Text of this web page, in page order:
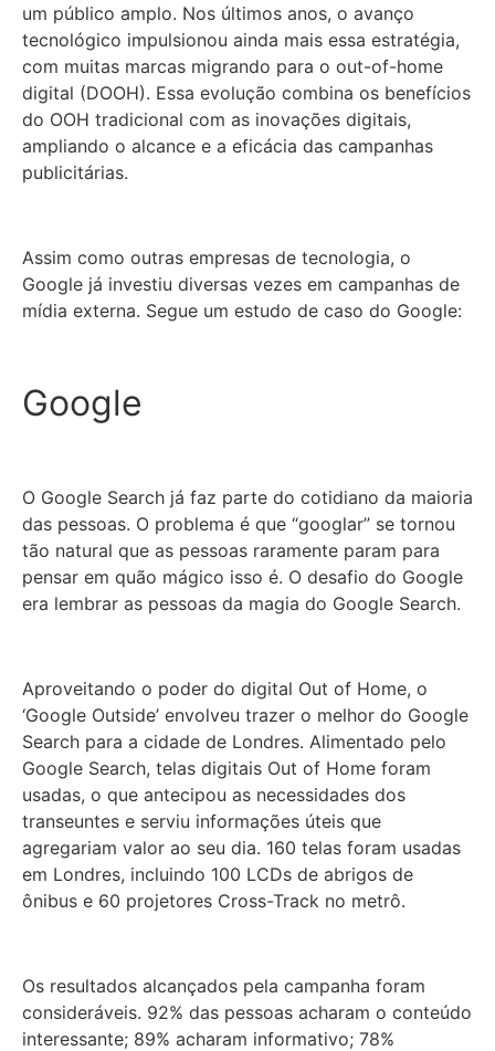
um público amplo. Nos últimos anos, o avanço
tecnológico impulsionou ainda mais essa estratégia,
com muitas marcas migrando para o out-of-home
digital (DOOH). Essa evolução combina os benefícios
do OOH tradicional com as inovações digitais,
ampliando o alcance e a eficácia das campanhas
publicitárias.
Assim como outras empresas de tecnologia, o
Google já investiu diversas vezes em campanhas de
mídia externa. Segue um estudo de caso do Google:
Google
O Google Search já faz parte do cotidiano da maioria
das pessoas. O problema é que “googlar” se tornou
tão natural que as pessoas raramente param para
pensar em quão mágico isso é. O desafio do Google
era lembrar as pessoas da magia do Google Search.
Aproveitando o poder do digital Out of Home, o
‘Google Outside’ envolveu trazer o melhor do Google
Search para a cidade de Londres. Alimentado pelo
Google Search, telas digitais Out of Home foram
usadas, o que antecipou as necessidades dos
transeuntes e serviu informações úteis que
agregariam valor ao seu dia. 160 telas foram usadas
em Londres, incluindo 100 LCDs de abrigos de
ônibus e 60 projetores Cross-Track no metrô.
Os resultados alcançados pela campanha foram
consideráveis. 92% das pessoas acharam o conteúdo
interessante; 89% acharam informativo; 78%